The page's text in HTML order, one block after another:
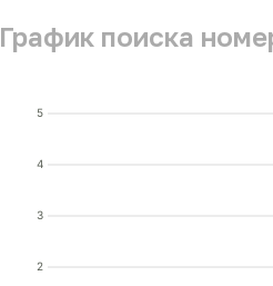
График поиска
2
3
4
5